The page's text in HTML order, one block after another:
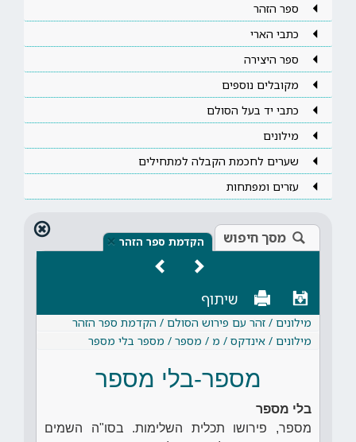
ספר הזהר
כתבי הארי
ספר היצירה
מקובלים נוספים
כתבי יד בעל הסולם
מילונים
שערים לחכמת הקבלה למתחילים
עזרים ומפתחות
מסך חיפוש הקדמת ספר הזהר ×
שיתוף
מילונים / זהר עם פירוש הסולם / הקדמת ספר הזהר
מילונים / אינדקס / מ / מספר / מספר בלי מספר
מספר-בלי מספר
בלי מספר
מספר, פירושו תכלית השלימות. בסו"ה השמים